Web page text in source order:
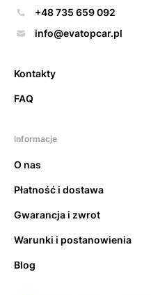
+48 735 659 092
info@evatopcar.pl
Kontakty
FAQ
Informacje
O nas
Płatność i dostawa
Gwarancja i zwrot
Warunki i postanowienia
Blog